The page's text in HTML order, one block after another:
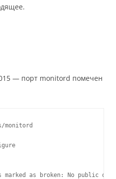
— порт monitord помечен
marked as broken: No public